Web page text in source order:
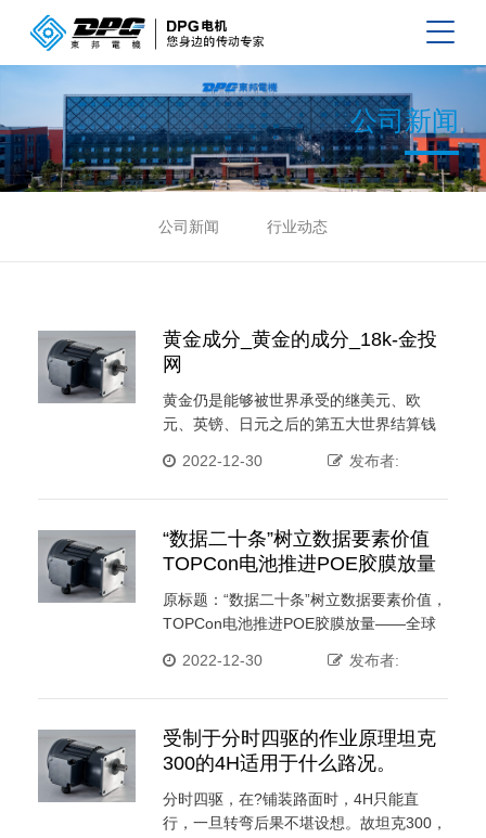
公司新闻
公司新闻 行业动态
黄金成分_黄金的成分_18k-金投
网
黄金仍是能够被世界承受的继美元、欧
元、英镑、日元之后的第五大世界结算钱
2022-12-30 发布者:
“数据二十条”树立数据要素价值
TOPCon电池推进POE胶膜放量
——全球工业趋势盯梢周报
（1227）
原标题：“数据二十条”树立数据要素价值，
TOPCon电池推进POE胶膜放量——全球
2022-12-30 发布者:
受制于分时四驱的作业原理坦克
300的4H适用于什么路况。
分时四驱，在?铺装路面时，4H只能直
行，一旦转弯后果不堪设想。故坦克300，